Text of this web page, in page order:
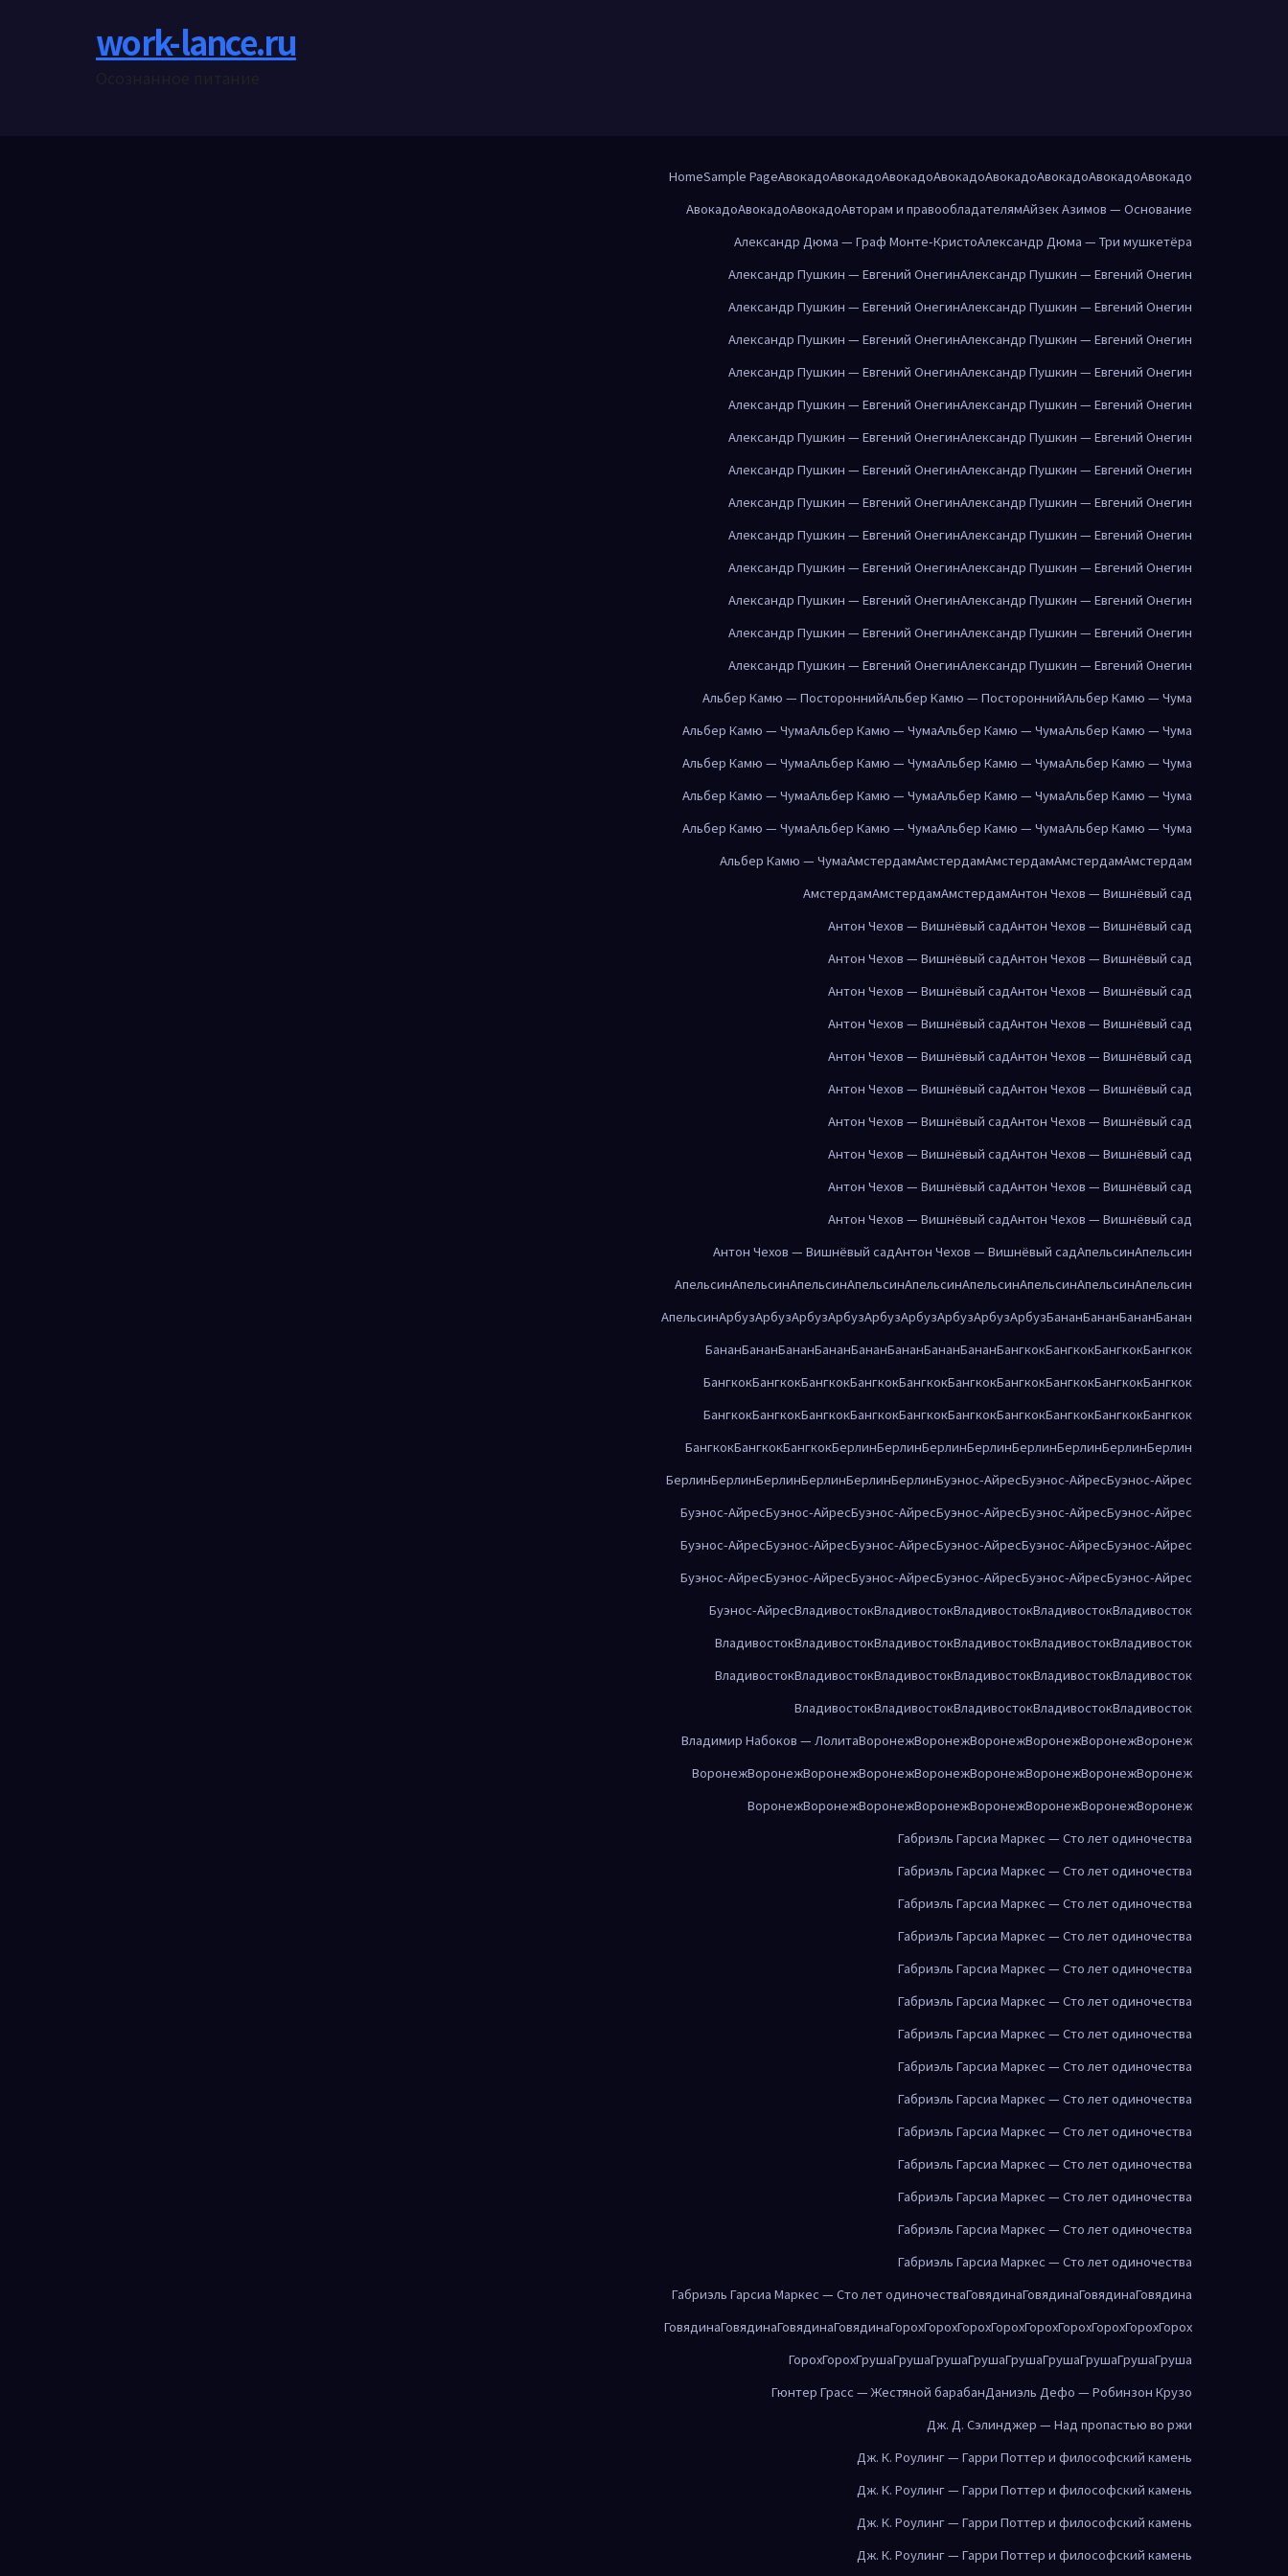
work-lance.ru
HomeSample PageАвокадоАвокадоАвокадоАвокадоАвокадоАвокадоАвокадоАвокадо
АвокадоАвокадоАвокадоАвторам и правообладателямАйзек Азимов — Основание
Александр Дюма — Граф Монте-КристоАлександр Дюма — Три мушкетёра
Александр Пушкин — Евгений ОнегинАлександр Пушкин — Евгений Онегин
Александр Пушкин — Евгений ОнегинАлександр Пушкин — Евгений Онегин
Александр Пушкин — Евгений ОнегинАлександр Пушкин — Евгений Онегин
Александр Пушкин — Евгений ОнегинАлександр Пушкин — Евгений Онегин
Александр Пушкин — Евгений ОнегинАлександр Пушкин — Евгений Онегин
Александр Пушкин — Евгений ОнегинАлександр Пушкин — Евгений Онегин
Александр Пушкин — Евгений ОнегинАлександр Пушкин — Евгений Онегин
Александр Пушкин — Евгений ОнегинАлександр Пушкин — Евгений Онегин
Александр Пушкин — Евгений ОнегинАлександр Пушкин — Евгений Онегин
Александр Пушкин — Евгений ОнегинАлександр Пушкин — Евгений Онегин
Александр Пушкин — Евгений ОнегинАлександр Пушкин — Евгений Онегин
Александр Пушкин — Евгений ОнегинАлександр Пушкин — Евгений Онегин
Александр Пушкин — Евгений ОнегинАлександр Пушкин — Евгений Онегин
Альбер Камю — ПостороннийАльбер Камю — ПостороннийАльбер Камю — Чума
Альбер Камю — ЧумаАльбер Камю — ЧумаАльбер Камю — ЧумаАльбер Камю — Чума
Альбер Камю — ЧумаАльбер Камю — ЧумаАльбер Камю — ЧумаАльбер Камю — Чума
Альбер Камю — ЧумаАльбер Камю — ЧумаАльбер Камю — ЧумаАльбер Камю — Чума
Альбер Камю — ЧумаАльбер Камю — ЧумаАльбер Камю — ЧумаАльбер Камю — Чума
Альбер Камю — ЧумаАмстердамАмстердамАмстердамАмстердамАмстердам
АмстердамАмстердамАмстердамАнтон Чехов — Вишнёвый сад
Антон Чехов — Вишнёвый садАнтон Чехов — Вишнёвый сад
Антон Чехов — Вишнёвый садАнтон Чехов — Вишнёвый сад
Антон Чехов — Вишнёвый садАнтон Чехов — Вишнёвый сад
Антон Чехов — Вишнёвый садАнтон Чехов — Вишнёвый сад
Антон Чехов — Вишнёвый садАнтон Чехов — Вишнёвый сад
Антон Чехов — Вишнёвый садАнтон Чехов — Вишнёвый сад
Антон Чехов — Вишнёвый садАнтон Чехов — Вишнёвый сад
Антон Чехов — Вишнёвый садАнтон Чехов — Вишнёвый сад
Антон Чехов — Вишнёвый садАнтон Чехов — Вишнёвый сад
Антон Чехов — Вишнёвый садАнтон Чехов — Вишнёвый сад
Антон Чехов — Вишнёвый садАнтон Чехов — Вишнёвый садАпельсинАпельсин
АпельсинАпельсинАпельсинАпельсинАпельсинАпельсинАпельсинАпельсинАпельсин
АпельсинАрбузАрбузАрбузАрбузАрбузАрбузАрбузАрбузАрбузБананБананБананБанан
БананБананБананБананБананБананБананБананБангкокБангкокБангкокБангкок
БангкокБангкокБангкокБангкокБангкокБангкокБангкокБангкокБангкокБангкок
БангкокБангкокБангкокБангкокБангкокБангкокБангкокБангкокБангкокБангкок
БангкокБангкокБангкокБерлинБерлинБерлинБерлинБерлинБерлинБерлинБерлин
БерлинБерлинБерлинБерлинБерлинБерлинБуэнос-АйресБуэнос-АйресБуэнос-Айрес
Буэнос-АйресБуэнос-АйресБуэнос-АйресБуэнос-АйресБуэнос-АйресБуэнос-Айрес
Буэнос-АйресБуэнос-АйресБуэнос-АйресБуэнос-АйресБуэнос-АйресБуэнос-Айрес
Буэнос-АйресБуэнос-АйресБуэнос-АйресБуэнос-АйресБуэнос-АйресБуэнос-Айрес
Буэнос-АйресВладивостокВладивостокВладивостокВладивостокВладивосток
ВладивостокВладивостокВладивостокВладивостокВладивостокВладивосток
ВладивостокВладивостокВладивостокВладивостокВладивостокВладивосток
ВладивостокВладивостокВладивостокВладивостокВладивосток
Владимир Набоков — ЛолитаВоронежВоронежВоронежВоронежВоронежВоронеж
ВоронежВоронежВоронежВоронежВоронежВоронежВоронежВоронежВоронеж
ВоронежВоронежВоронежВоронежВоронежВоронежВоронежВоронеж
Габриэль Гарсиа Маркес — Сто лет одиночества
Габриэль Гарсиа Маркес — Сто лет одиночества
Габриэль Гарсиа Маркес — Сто лет одиночества
Габриэль Гарсиа Маркес — Сто лет одиночества
Габриэль Гарсиа Маркес — Сто лет одиночества
Габриэль Гарсиа Маркес — Сто лет одиночества
Габриэль Гарсиа Маркес — Сто лет одиночества
Габриэль Гарсиа Маркес — Сто лет одиночества
Габриэль Гарсиа Маркес — Сто лет одиночества
Габриэль Гарсиа Маркес — Сто лет одиночества
Габриэль Гарсиа Маркес — Сто лет одиночества
Габриэль Гарсиа Маркес — Сто лет одиночества
Габриэль Гарсиа Маркес — Сто лет одиночества
Габриэль Гарсиа Маркес — Сто лет одиночества
Габриэль Гарсиа Маркес — Сто лет одиночестваГовядинаГовядинаГовядинаГовядина
ГовядинаГовядинаГовядинаГовядинаГорохГорохГорохГорохГорохГорохГорохГорохГорох
ГорохГорохГрушаГрушаГрушаГрушаГрушаГрушаГрушаГрушаГруша
Гюнтер Грасс — Жестяной барабанДаниэль Дефо — Робинзон Крузо
Дж. Д. Сэлинджер — Над пропастью во ржи
Дж. К. Роулинг — Гарри Поттер и философский камень
Дж. К. Роулинг — Гарри Поттер и философский камень
Дж. К. Роулинг — Гарри Поттер и философский камень
Дж. К. Роулинг — Гарри Поттер и философский камень